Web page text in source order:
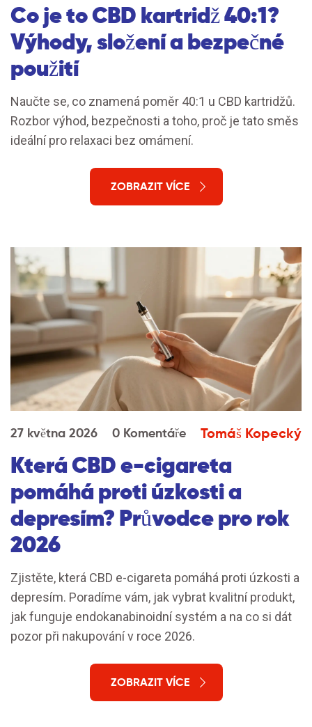
Co je to CBD kartridž 40:1?
Výhody, složení a bezpečné
použití
Naučte se, co znamená poměr 40:1 u CBD kartridžů.
Rozbor výhod, bezpečnosti a toho, proč je tato směs
ideální pro relaxaci bez omámení.
ZOBRAZIT VÍCE
27 května 2026 0 Komentáře Tomáš Kopecký
Která CBD e-cigareta
pomáhá proti úzkosti a
depresím? Průvodce pro rok
2026
Zjistěte, která CBD e-cigareta pomáhá proti úzkosti a
depresím. Poradíme vám, jak vybrat kvalitní produkt,
jak funguje endokanabinoidní systém a na co si dát
pozor při nakupování v roce 2026.
ZOBRAZIT VÍCE